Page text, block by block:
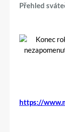
Přehled
https://